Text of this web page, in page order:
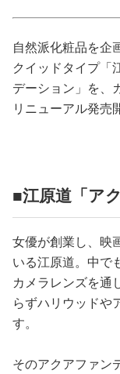
グルメ
トラベル
カルチャ
性と愛
ゲーム
自然派化粧品を企
クイッドタイプ「
デーション」を、
リニューアル発売
■江原道「ア
女優が創業し、映
いる江原道。中で
カメラレンズを通
らずハリウッドや
す。
そのアクアファン